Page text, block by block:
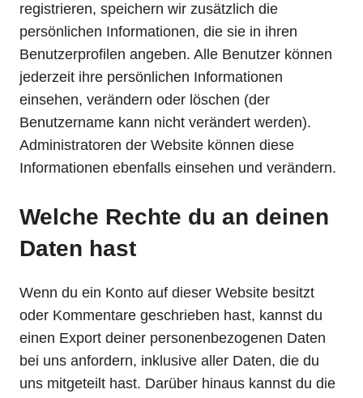
registrieren, speichern wir zusätzlich die
persönlichen Informationen, die sie in ihren
Benutzerprofilen angeben. Alle Benutzer können
jederzeit ihre persönlichen Informationen
einsehen, verändern oder löschen (der
Benutzername kann nicht verändert werden).
Administratoren der Website können diese
Informationen ebenfalls einsehen und verändern.
Welche Rechte du an deinen
Daten hast
Wenn du ein Konto auf dieser Website besitzt
oder Kommentare geschrieben hast, kannst du
einen Export deiner personenbezogenen Daten
bei uns anfordern, inklusive aller Daten, die du
uns mitgeteilt hast. Darüber hinaus kannst du die